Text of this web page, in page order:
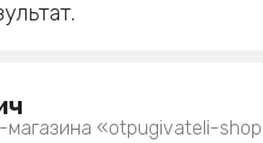
магазина «otpugivateli-